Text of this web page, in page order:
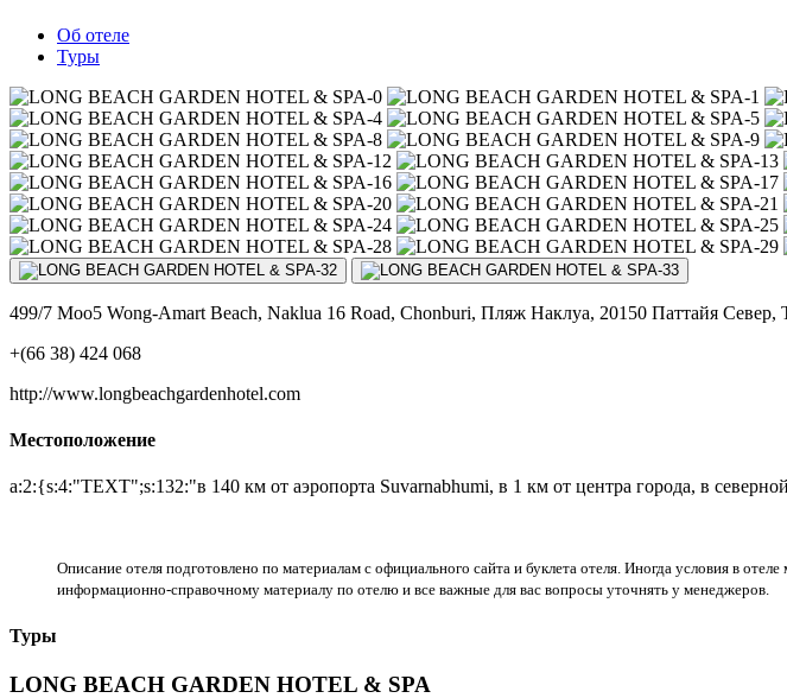
Об отеле
Туры
499/7 Moo5 Wong-Amart Beach, Naklua 16 Road, Chonburi, Пляж Наклуа, 20150 Паттайя Север,
+(66 38) 424 068
http://www.longbeachgardenhotel.com
Местоположение
a:2:{s:4:"TEXT";s:132:"в 140 км от аэропорта Suvarnabhumi, в 1 км от центра города, в
Описание отеля подготовлено по материалам с официального сайта и буклета отеля. Иногда условия в
информационно-справочному материалу по отелю и все важные для вас вопросы уточнять у менеджеров.
Туры
LONG BEACH GARDEN HOTEL & SPA